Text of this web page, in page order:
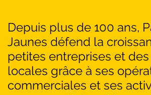
Depuis plus de 100 ans,
Jaunes défend la
petites entreprises et
locales grâce à ses
commerciales et ses